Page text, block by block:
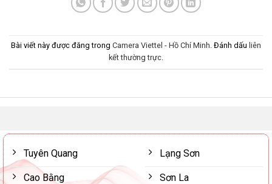
Bài viết này được đăng trong Camera Viettel - Hồ Chí Minh. Đánh dấu liên
kết thường trực.
Tuyên Quang
Cao Bằng
Lạng Sơn
Sơn La